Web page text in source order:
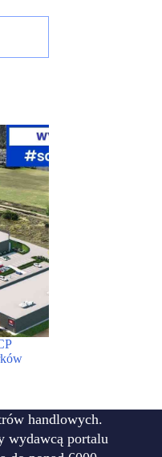
handlowych.
wydawcą portalu